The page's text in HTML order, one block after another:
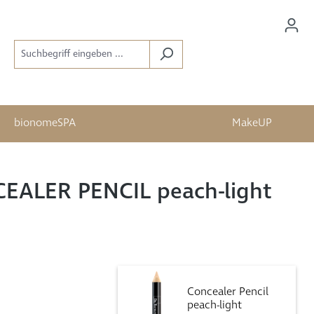
bionomeSPA MakeUP
PENCIL peach-light
Concealer Pencil
peach-light